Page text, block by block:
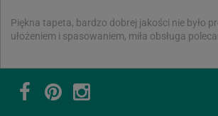
Piękna tapeta, bardzo dobrej jakości nie było
ułożeniem i spasowaniem, miła obsługa